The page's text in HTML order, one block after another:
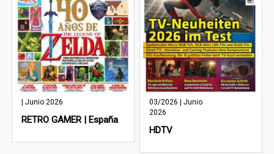
| Junio 2026
RETRO GAMER | España
03/2026 | Junio
2026
HDTV